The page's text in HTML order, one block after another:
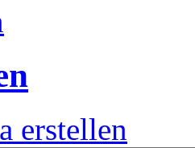
erstellen